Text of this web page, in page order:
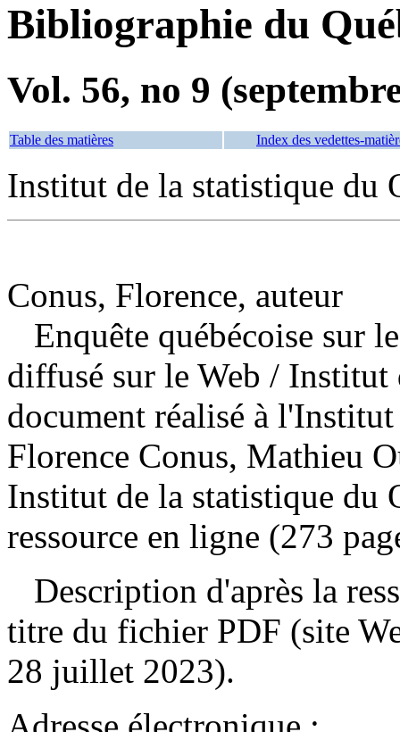
Bibliographie du
Vol. 56, no 9
Table des matières Index des vedettes-
Institut de la statistique du
Conus, Florence, auteur
Enquête québécoise sur
diffusé sur le Web / Institut
document réalisé à
Florence Conus, Mathieu
Institut de la statistique
ressource en ligne (273
Description d'après la
titre du fichier PDF (site
28 juillet 2023).